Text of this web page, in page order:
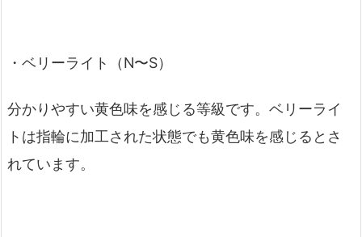
・ベリーライト（N〜S）
分かりやすい黄色味を感じる等級です。ベリーライ
トは指輪に加工された状態でも黄色味を感じるとさ
れています。